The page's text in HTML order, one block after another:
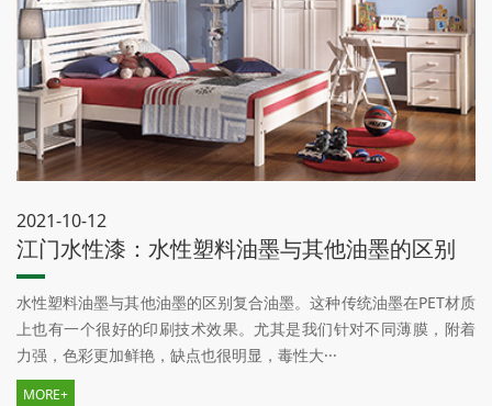
2021-10-12
江门水性漆：水性塑料油墨与其他油墨的区别
水性塑料油墨与其他油墨的区别复合油墨。这种传统油墨在PET材质
上也有一个很好的印刷技术效果。尤其是我们针对不同薄膜，附着
力强，色彩更加鲜艳，缺点也很明显，毒性大···
MORE+